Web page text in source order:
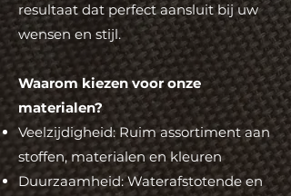
resultaat dat perfect aansluit bij uw
wensen en stijl.
Waarom kiezen voor onze
materialen?
Veelzijdigheid: Ruim assortiment aan
stoffen, materialen en kleuren
Duurzaamheid: Waterafstotende en